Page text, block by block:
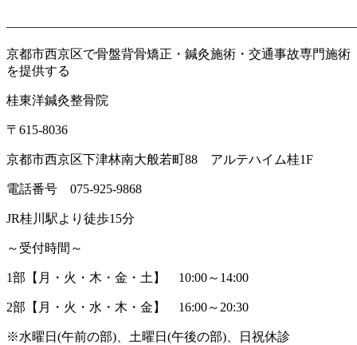
京都市西京区で骨盤背骨矯正・鍼灸施術・交通事故専門施術
を提供する
桂東洋鍼灸整骨院
〒 615-8036
京都市西京区下津林南大般若町 88 アルテハイム桂1F
電話番号 075-925-9868
JR桂川駅より徒歩15分
～受付時間～
1部【月・火・木・金・土】 10:00～ 14:00
2部【月・火・水・木・金】 16:00～20:30
※水曜日 (午前の部)、土曜日 (午後の部)、日祝休診